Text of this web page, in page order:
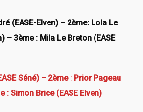
(EASE-Elven) – 2ème: Lola Le
– 3ème : Mila Le Breton (EASE
Séné) – 2ème : Prior Pageau
: Simon Brice (EASE Elven)